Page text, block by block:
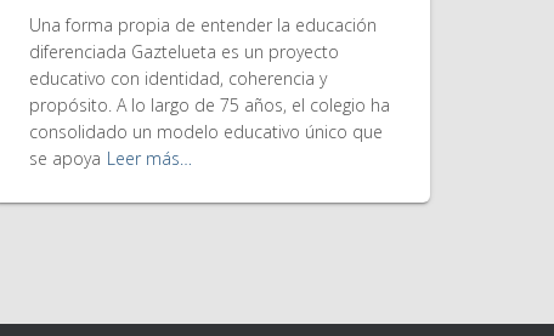
Una forma propia de entender la educación
diferenciada Gaztelueta es un proyecto
educativo con identidad, coherencia y
propósito. A lo largo de 75 años, el colegio ha
consolidado un modelo educativo único que
se apoya Leer más…